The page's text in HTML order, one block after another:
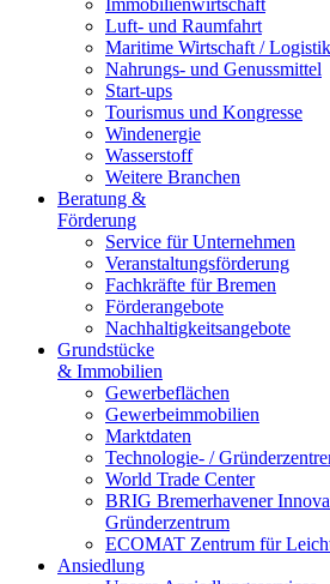
Immobilienwirtschaft
Luft- und Raumfahrt
Maritime Wirtschaft / Logistik
Nahrungs- und Genussmittel
Start-ups
Tourismus und Kongresse
Windenergie
Wasserstoff
Weitere Branchen
Beratung &
Förderung
Service für Unternehmen
Veranstaltungsförderung
Fachkräfte für Bremen
Förderangebote
Nachhaltigkeitsangebote
Grundstücke
& Immobilien
Gewerbeflächen
Gewerbeimmobilien
Marktdaten
Technologie- /
World Trade Center
BRIG Bremerhavener
Gründerzentrum
ECOMAT Zentrum für
Ansiedlung